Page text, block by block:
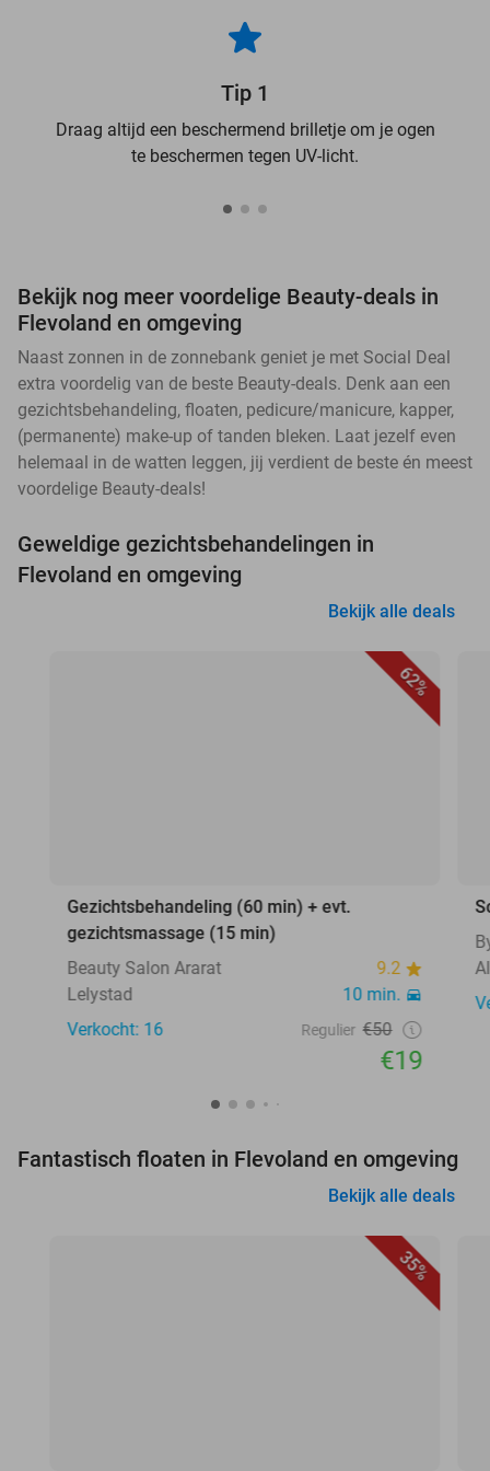
Tip 1
Draag altijd een beschermend brilletje om je ogen
te beschermen tegen UV-licht.
Bekijk nog meer voordelige Beauty-deals in
Flevoland en omgeving
Naast zonnen in de zonnebank geniet je met Social Deal
extra voordelig van de beste Beauty-deals. Denk aan een
gezichtsbehandeling, floaten, pedicure/manicure, kapper,
(permanente) make-up of tanden bleken. Laat jezelf even
helemaal in de watten leggen, jij verdient de beste én meest
voordelige Beauty-deals!
Geweldige gezichtsbehandelingen in
Flevoland en omgeving
Bekijk alle deals
62%
Gezichtsbehandeling (60 min) + evt.
gezichtsmassage (15 min)
Beauty Salon Ararat
9.2
Lelystad
10 min.
Verkocht: 16
Regulier €50
€19
Fantastisch floaten in Flevoland en omgeving
Bekijk alle deals
35%